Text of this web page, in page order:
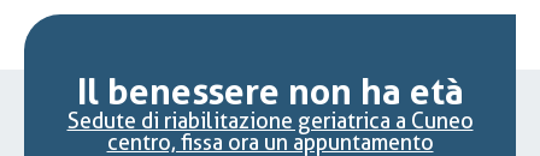
Il benessere non ha età
Sedute di riabilitazione geriatrica a Cuneo
centro, fissa ora un appuntamento